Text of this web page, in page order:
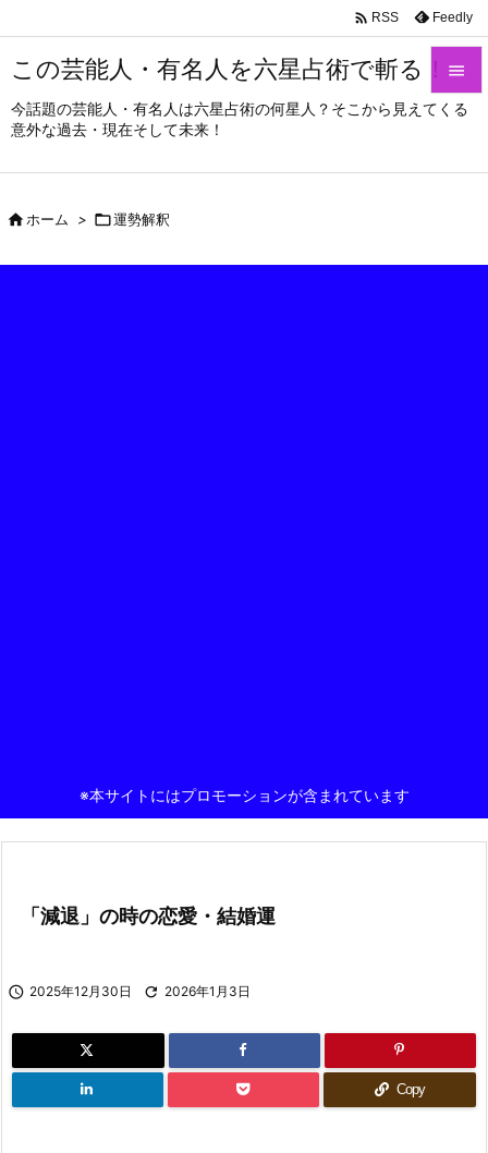
この芸能人・有名人を六星占術で斬る！
今話題の芸能人・有名人は六星占術の何星人？そこから見えてくる
意外な過去・現在そして未来！



 RSS Feedly
ホーム > 運勢解釈
※本サイトにはプロモーションが含まれています
「減退」の時の恋愛・結婚運
 2025年12月30日  2026年1月3日
Copy